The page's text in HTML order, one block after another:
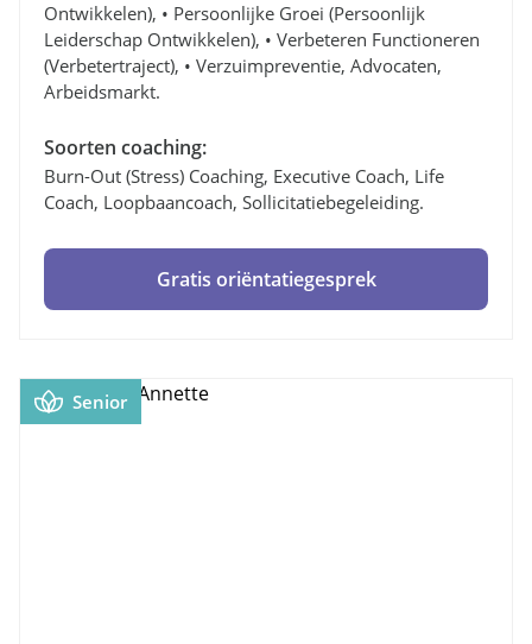
Ontwikkelen), • Persoonlijke Groei (persoonlijk
Leiderschap Ontwikkelen), • Verbeteren Functioneren
(verbetertraject), • Verzuimpreventie, Advocaten,
Arbeidsmarkt.
Soorten coaching:
Burn-Out (stress) Coaching, Executive Coach, Life
Coach, Loopbaancoach, Sollicitatiebegeleiding.
Gratis oriëntatiegesprek
Senior